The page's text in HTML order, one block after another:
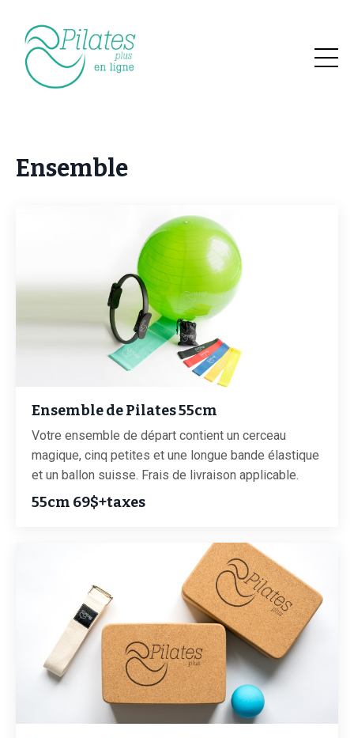
Ensemble
Ensemble de Pilates 55cm
Votre ensemble de départ contient un cerceau
magique, cinq petites et une longue bande élastique
et un ballon suisse. Frais de livraison applicable.
55cm 69$+taxes